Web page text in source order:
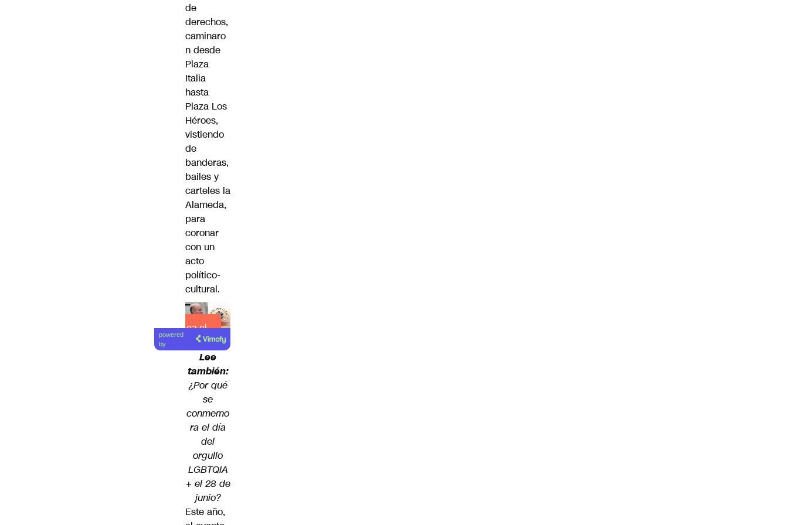
de
derechos,
caminaro
n desde
Plaza
Italia
hasta
Plaza Los
Héroes,
vistiendo
de
banderas,
bailes y
carteles la
Alameda,
para
coronar
con un
acto
político-
cultural.
Lea el
artículo
powered
by
Lee
también:
¿Por qué
se
conmemo
ra el día
del
orgullo
LGBTQIA
+ el 28 de
junio?
Este año,